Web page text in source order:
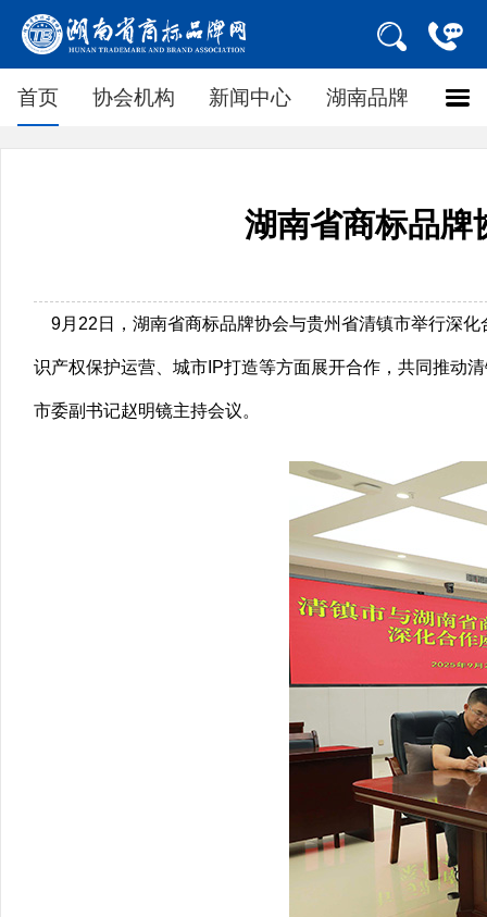
首页 协会机构 新闻中心 湖南品牌
湖南省商标品牌
9月22日，湖南省商标品牌协会与贵州省清镇市举行深化
识产权保护运营、城市IP打造等方面展开合作，共同推动
市委副书记赵明镜主持会议。